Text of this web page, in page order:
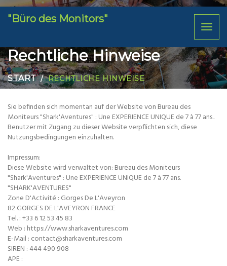
"Büro des Monitors"
Rechtliche Hinweise
START RECHTLICHE HINWEISE
Sie befinden sich momentan auf der Website von Bureau des
Moniteurs "Shark'Aventures" : Une EXPERIENCE UNIQUE de 7 à 77 ans..
Benutzer mit Zugang zu dieser Website verpflichten sich, diese
Nutzungsbedingungen einzuhalten.
Impressum:
Diese Website wird verwaltet von: Bureau des Moniteurs
"Shark'Aventures" : Une EXPERIENCE UNIQUE de 7 à 77 ans.
"SHARK'AVENTURES"
Zone D'Activité : Gorges De L'Aveyron
82 GORGES DE L'AVEYRON FRANCE
Tel. : +33 6 12 53 45 83
Web : https://www.sharkaventures.com
E-Mail : contact@sharkaventures.com
SIREN : 444 490 908
APE :